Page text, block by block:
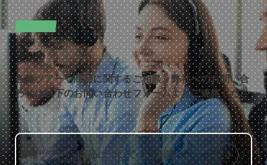
CONTACT
お問い合わせ
各種ツアーや商品に関するご相談、弊社へのお問い合
わせは以下のお問い合わせフォームよりご連絡くださ
い。
各種ツアー・商品についてのご相談